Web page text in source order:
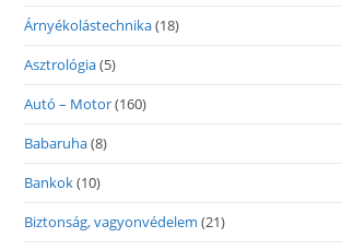
Árnyékolástechnika(18)
Asztrológia(5)
Autó – Motor(160)
Babaruha(8)
Bankok(10)
Biztonság, vagyonvédelem (21)